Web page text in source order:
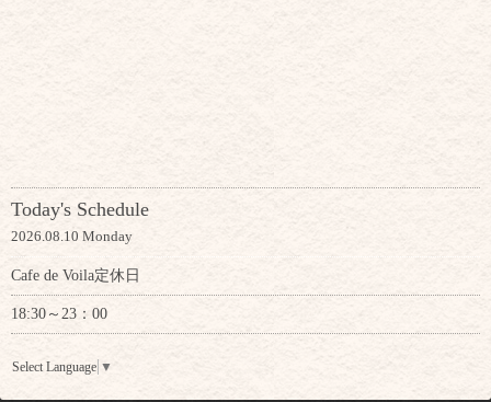
Today's Schedule
2026.08.10 Monday
Cafe de Voila定休日
18:30～23：00
Select Language ▼